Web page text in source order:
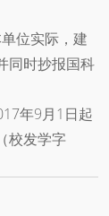
位实际，建
同时抄报国科
年9月1日起
校发学字